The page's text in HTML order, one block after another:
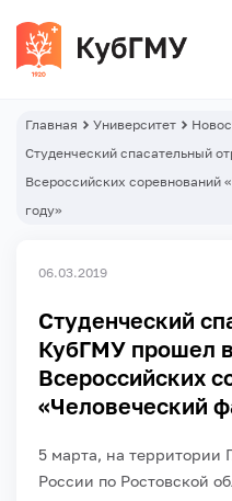
Главная Университет
Студенческий спасательный
Всероссийских соревнований
году»
06.03.2019
Студенческий
КубГМУ прошел
Всероссийских
«Человеческий
5 марта, на территории
России по Ростовской